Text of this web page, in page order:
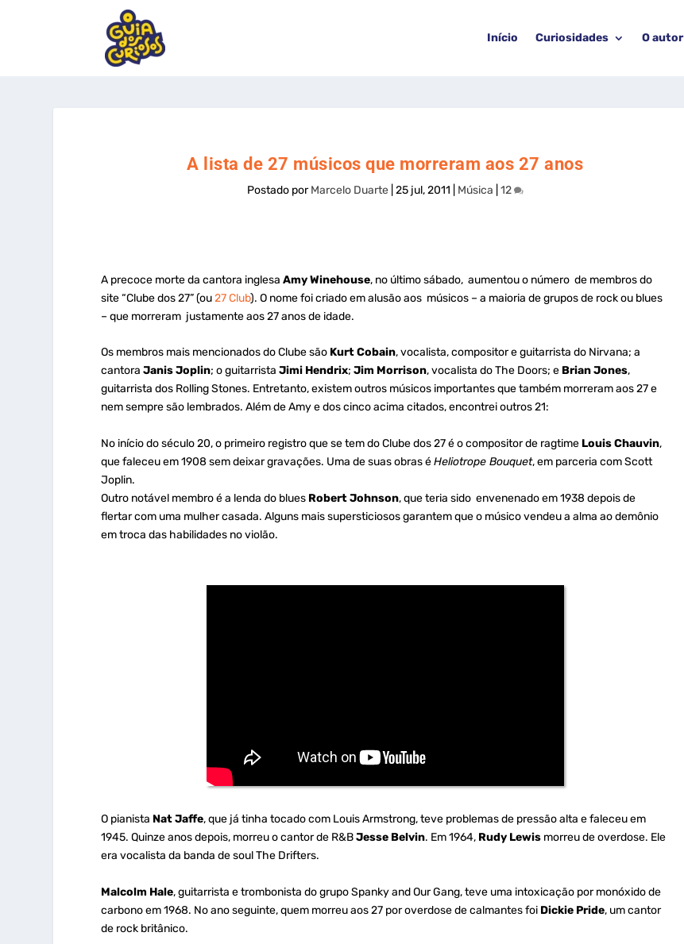
Início Curiosidades O autor
A lista de 27 músicos que morreram aos 27 anos
Postado porMarcelo Duarte| 25 jul, 2011 Música 12
A precoce morte da cantora inglesaAmy Winehouse, no último sábado, aumentou o número de membros do
site “Clube dos 27” (ou27 Club). O nome foi criado em alusão aos músicos – a maioria de grupos de rock ou blues
– que morreram justamente aos 27 anos de idade.
Os membros mais mencionados do Clube são Kurt Cobain, vocalista, compositor e guitarrista do Nirvana; a
cantoraJanis Joplin; o guitarristaJimi Hendrix;Jim Morrison, vocalista do The Doors; e Brian Jones,
guitarrista dos Rolling Stones. Entretanto, existem outros músicos importantes que também morreram aos 27 e
nem sempre são lembrados. Além de Amy e dos cinco acima citados, encontrei outros 21:
No início do século 20, o primeiro registro que se tem do Clube dos 27 é o compositor de ragtime Louis Chauvin,
que faleceu em 1908 sem deixar gravações. Uma de suas obras éHeliotrope Bouquet, em parceria com Scott
Joplin.
Outro notável membro é a lenda do blues Robert Johnson, que teria sido envenenado em 1938 depois de
flertar com uma mulher casada. Alguns mais supersticiosos garantem que o músico vendeu a alma ao demônio
em troca das habilidades no violão.
O pianista Nat Jaffe, que já tinha tocado com Louis Armstrong, teve problemas de pressão alta e faleceu em
1945. Quinze anos depois, morreu o cantor de R&BJesse Belvin. Em 1964, Rudy Lewis morreu de overdose. Ele
era vocalista da banda de soul The Drifters.
Malcolm Hale, guitarrista e trombonista do grupo Spanky and Our Gang, teve uma intoxicação por monóxido de
carbono em 1968. No ano seguinte, quem morreu aos 27 por overdose de calmantes foi Dickie Pride, um cantor
de rock britânico.